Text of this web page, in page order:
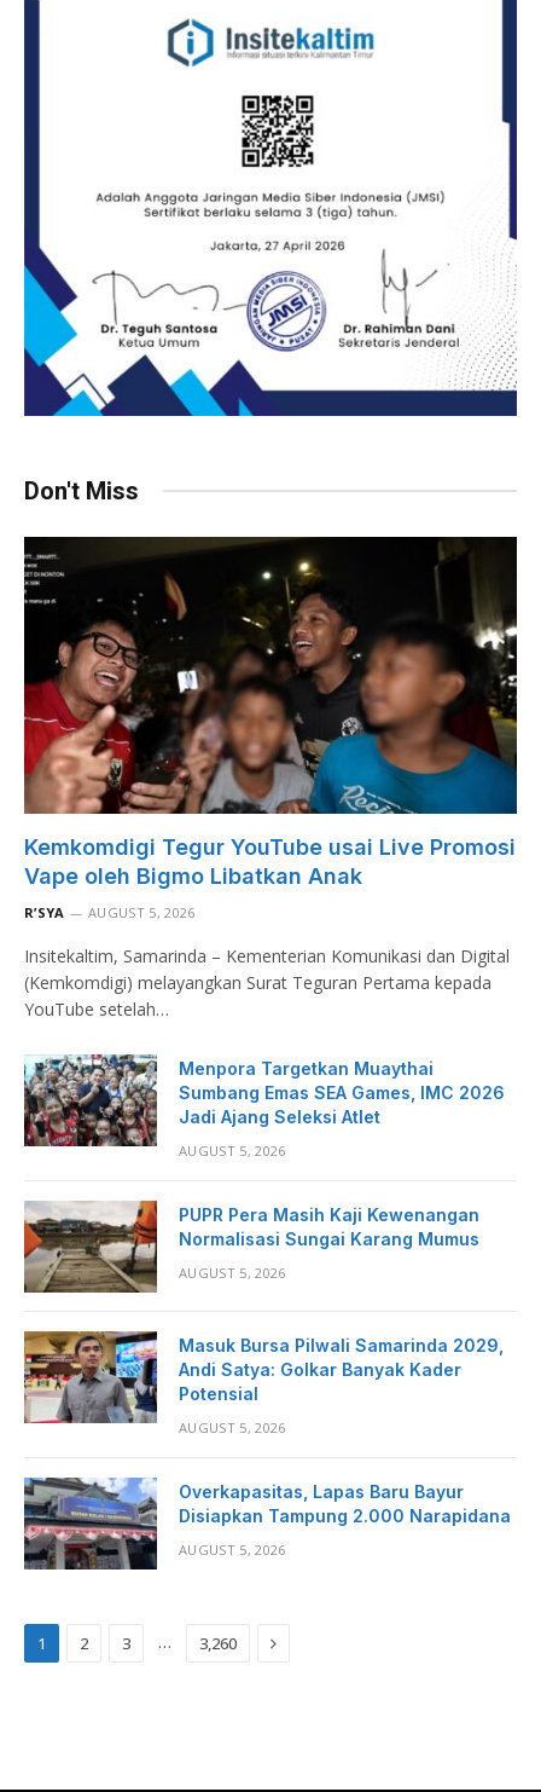
Don't Miss
Kemkomdigi Tegur YouTube usai Live Promosi
Vape oleh Bigmo Libatkan Anak
R’SYA AUGUST 5, 2026
Insitekaltim, Samarinda – Kementerian Komunikasi dan Digital
(Kemkomdigi) melayangkan Surat Teguran Pertama kepada
YouTube setelah…
Menpora Targetkan Muaythai
Sumbang Emas SEA Games, IMC 2026
Jadi Ajang Seleksi Atlet
AUGUST 5, 2026
PUPR Pera Masih Kaji Kewenangan
Normalisasi Sungai Karang Mumus
AUGUST 5, 2026
Masuk Bursa Pilwali Samarinda 2029,
Andi Satya: Golkar Banyak Kader
Potensial
AUGUST 5, 2026
Overkapasitas, Lapas Baru Bayur
Disiapkan Tampung 2.000 Narapidana
AUGUST 5, 2026
1 2 3 … 3,260 Next